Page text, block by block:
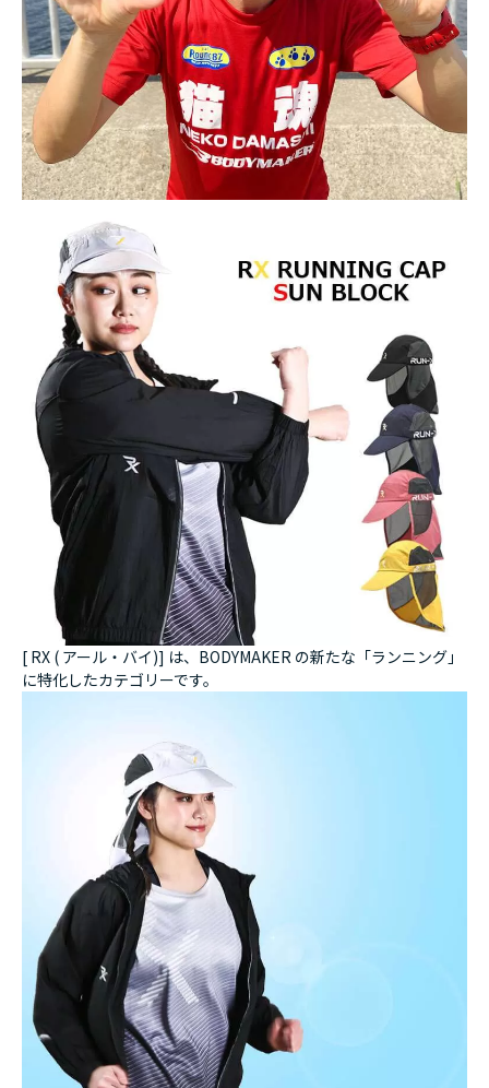
[ RX ( アール・バイ)] は、BODYMAKER の新たな「ランニング」
に特化したカテゴリーです。